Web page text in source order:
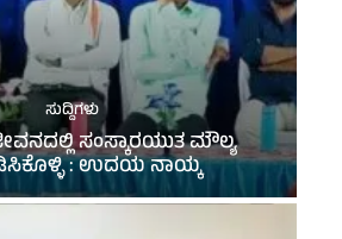
ಸುದ್ದಿಗಳು
ಸಂಸ್ಕಾರಯುತ ಮೌಲ್ಯ
: ಉದಯ ನಾಯ್ಕ